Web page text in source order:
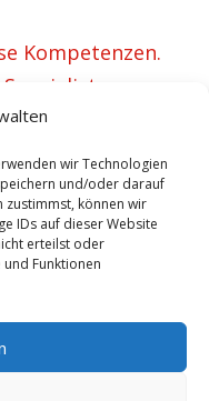
wir Technologien
und/oder darauf
zustimmst, können wir
IDs auf dieser Website
erteilst oder
Funktionen
Kompetenzen.
– Marketing für
für 1A